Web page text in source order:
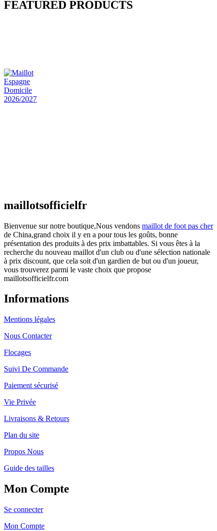
FEATURED PRODUCTS
maillotsofficielfr
Bienvenue sur notre boutique,Nous vendons maillot de foot pas cher
de China,grand choix il y en a pour tous les goûts, bonne
présentation des produits à des prix imbattables. Si vous êtes à la
recherche du nouveau maillot d'un club ou d'une sélection nationale
à prix discount, que cela soit d'un gardien de but ou d'un joueur,
vous trouverez parmi le vaste choix que propose
maillotsofficielfr.com
Informations
Mentions légales
Nous Contacter
Flocages
Suivi De Commande
Paiement sécurisé
Vie Privée
Livraisons & Retours
Plan du site
Propos Nous
Guide des tailles
Mon Compte
Se connecter
Mon Compte